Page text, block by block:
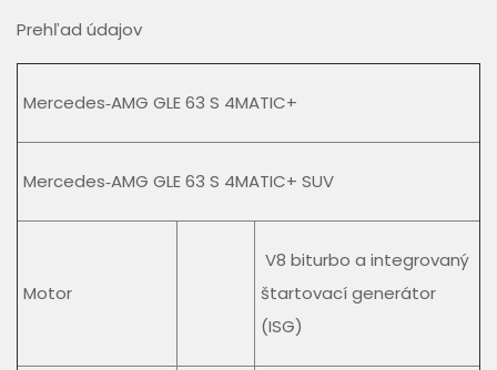
Prehľad údajov
Mercedes‑AMG GLE 63 S 4MATIC+
Mercedes‑AMG GLE 63 S 4MATIC+ SUV
Motor
V8 biturbo a integrovaný
štartovací generátor
(ISG)